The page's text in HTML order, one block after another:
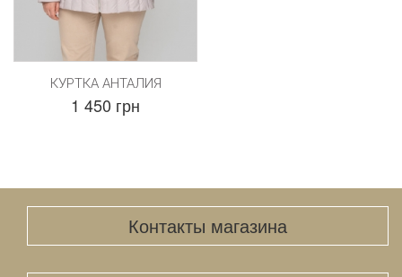
КУРТКА АНТАЛИЯ
1 450 грн
Контакты магазина